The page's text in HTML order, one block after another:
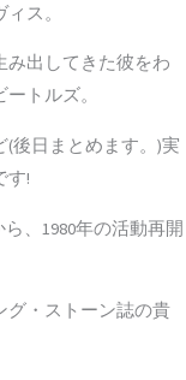
ス。
み出してきた彼をわ
トルズ。
後日まとめます。)実
す!
、1980年の活動再開
グ・ストーン誌の貴